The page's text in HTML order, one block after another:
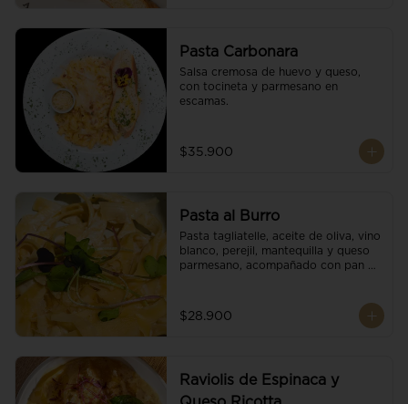
Pasta Carbonara
Salsa cremosa de huevo y queso,
con tocineta y parmesano en
escamas.
$35.900
Pasta al Burro
Pasta tagliatelle, aceite de oliva, vino
blanco, perejil, mantequilla y queso
parmesano, acompañado con pan
$28.900
Raviolis de Espinaca y